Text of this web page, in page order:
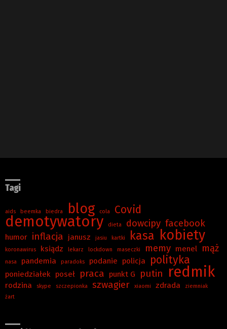
Tagi
aids beemka biedra blog cola Covid
demotywatory dieta dowcipy facebook
humor inflacja janusz jasiu kartki kasa kobiety
koronawirus ksiądz lekarz lockdown maseczki memy menel mąż
nasa pandemia paradoks podanie policja polityka
poniedziałek poseł praca punkt G putin redmik
rodzina skype szczepionka szwagier xiaomi zdrada
ziemniak
żart